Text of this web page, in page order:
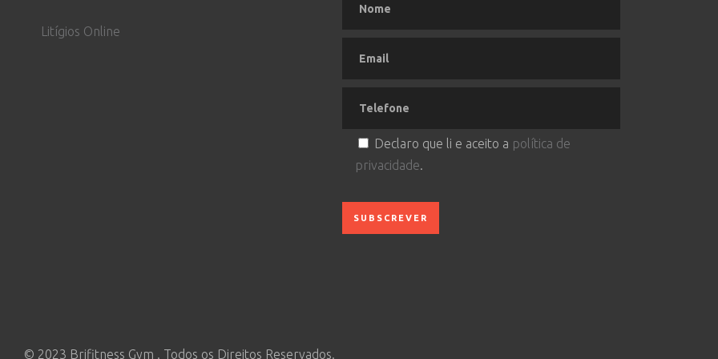
Litígios Online
Declaro que li e aceito a política de
privacidade.
© 2023 Brifitness Gym . Todos os Direitos Reservados.